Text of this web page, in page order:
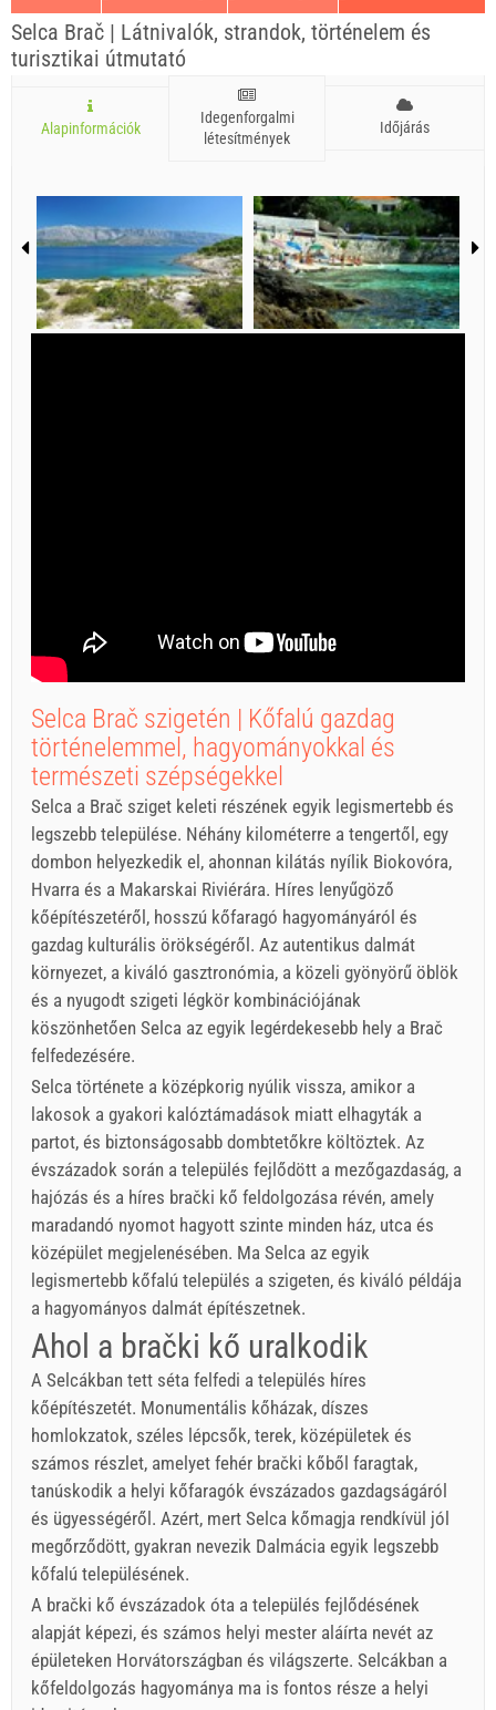
Selca Brač | Látnivalók, strandok, történelem és
turisztikai útmutató
Alapinformációk
Idegenforgalmi
létesítmények
Időjárás
Selca Brač szigetén | Kőfalú gazdag
történelemmel, hagyományokkal és
természeti szépségekkel
Selca a Brač sziget keleti részének egyik legismertebb és
legszebb települése. Néhány kilométerre a tengertől, egy
dombon helyezkedik el, ahonnan kilátás nyílik Biokovóra,
Hvarra és a Makarskai Riviérára. Híres lenyűgöző
kőépítészetéről, hosszú kőfaragó hagyományáról és
gazdag kulturális örökségéről. Az autentikus dalmát
környezet, a kiváló gasztronómia, a közeli gyönyörű öblök
és a nyugodt szigeti légkör kombinációjának
köszönhetően Selca az egyik legérdekesebb hely a Brač
felfedezésére.
Selca története a középkorig nyúlik vissza, amikor a
lakosok a gyakori kalóztámadások miatt elhagyták a
partot, és biztonságosabb dombtetőkre költöztek. Az
évszázadok során a település fejlődött a mezőgazdaság, a
hajózás és a híres brački kő feldolgozása révén, amely
maradandó nyomot hagyott szinte minden ház, utca és
középület megjelenésében. Ma Selca az egyik
legismertebb kőfalú település a szigeten, és kiváló példája
a hagyományos dalmát építészetnek.
Ahol a brački kő uralkodik
A Selcákban tett séta felfedi a település híres
kőépítészetét. Monumentális kőházak, díszes
homlokzatok, széles lépcsők, terek, középületek és
számos részlet, amelyet fehér brački kőből faragtak,
tanúskodik a helyi kőfaragók évszázados gazdagságáról
és ügyességéről. Azért, mert Selca kőmagja rendkívül jól
megőrződött, gyakran nevezik Dalmácia egyik legszebb
kőfalú településének.
A brački kő évszázadok óta a település fejlődésének
alapját képezi, és számos helyi mester aláírta nevét az
épületeken Horvátországban és világszerte. Selcákban a
kőfeldolgozás hagyománya ma is fontos része a helyi